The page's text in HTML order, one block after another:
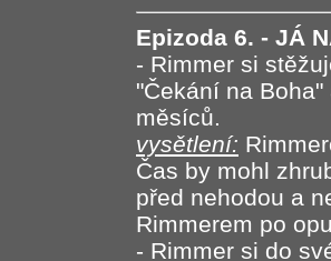
Epizoda 6. - JÁ
- Rimmer si
"Čekání na
měsíců.
vysětlení:
Čas by mohl
před nehodou a
Rimmerem po
- Rimmer si do